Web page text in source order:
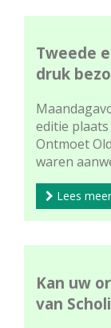
Tweede
druk
editie
Ontmoet
waren
Lees meer
Kan uw
van